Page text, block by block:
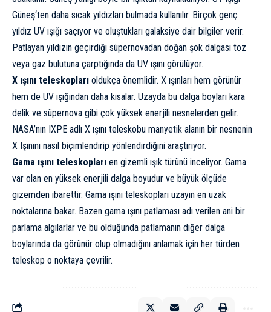
Güneş‘ten daha sıcak yıldızları bulmada kullanılır. Birçok genç
yıldız UV ışığı saçıyor ve oluştukları galaksiye dair bilgiler verir.
Patlayan yıldızın geçirdiği süpernovadan doğan şok dalgası toz
veya gaz bulutuna çarptığında da UV ışını görülüyor.
X ışını teleskopları oldukça önemlidir. X ışınları hem görünür
hem de UV ışığından daha kısalar. Uzayda bu dalga boyları kara
delik ve süpernova gibi çok yüksek enerjili nesnelerden gelir.
NASA’nın IXPE adlı X ışını teleskobu manyetik alanın bir nesnenin
X Işınını nasıl biçimlendirip yönlendirdiğini araştırıyor.
Gama ışını teleskopları en gizemli ışık türünü inceliyor. Gama
var olan en yüksek enerjili dalga boyudur ve büyük ölçüde
gizemden ibarettir. Gama ışını teleskopları uzayın en uzak
noktalarına bakar. Bazen gama ışını patlaması adı verilen ani bir
parlama algılarlar ve bu olduğunda patlamanın diğer dalga
boylarında da görünür olup olmadığını anlamak için her türden
teleskop o noktaya çevrilir.